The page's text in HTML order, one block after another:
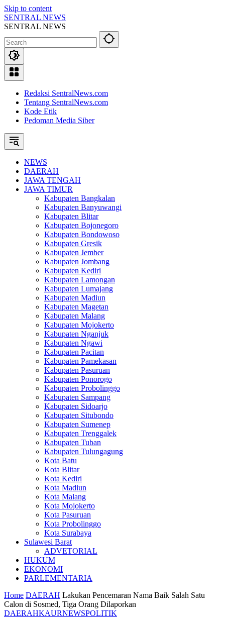
Skip to content
SENTRAL NEWS
SENTRAL NEWS
Redaksi SentralNews.com
Tentang SentralNews.com
Kode Etik
Pedoman Media Siber
NEWS
DAERAH
JAWA TENGAH
JAWA TIMUR
Kabupaten Bangkalan
Kabupaten Banyuwangi
Kabupaten Blitar
Kabupaten Bojonegoro
Kabupaten Bondowoso
Kabupaten Gresik
Kabupaten Jember
Kabupaten Jombang
Kabupaten Kediri
Kabupaten Lamongan
Kabupaten Lumajang
Kabupaten Madiun
Kabupaten Magetan
Kabupaten Malang
Kabupaten Mojokerto
Kabupaten Nganjuk
Kabupaten Ngawi
Kabupaten Pacitan
Kabupaten Pamekasan
Kabupaten Pasuruan
Kabupaten Ponorogo
Kabupaten Probolinggo
Kabupaten Sampang
Kabupaten Sidoarjo
Kabupaten Situbondo
Kabupaten Sumenep
Kabupaten Trenggalek
Kabupaten Tuban
Kabupaten Tulungagung
Kota Batu
Kota Blitar
Kota Kediri
Kota Madiun
Kota Malang
Kota Mojokerto
Kota Pasuruan
Kota Probolinggo
Kota Surabaya
Sulawesi Barat
ADVETORIAL
HUKUM
EKONOMI
PARLEMENTARIA
Home DAERAH Lakukan Pencemaran Nama Baik Salah Satu
Calon di Sosmed, Tiga Orang Dilaporkan
DAERAHKAURNEWSPOLITIK